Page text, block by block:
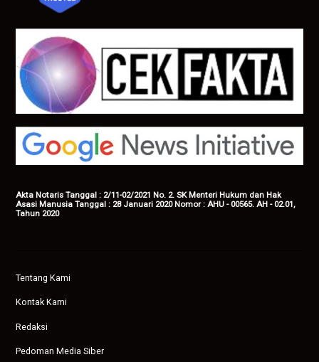
Akta Notaris Tanggal : 2/11-02/2021 No. 2. SK Menteri Hukum dan Hak
Asasi Manusia Tanggal : 28 Januari 2020 Nomor : AHU - 00565. AH - 02.01,
Tahun 2020
Tentang Kami
Kontak Kami
Redaksi
Pedoman Media Siber